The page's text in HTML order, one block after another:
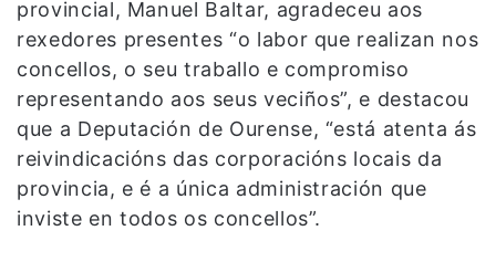
provincial, Manuel Baltar, agradeceu aos
rexedores presentes “o labor que realizan nos
concellos, o seu traballo e compromiso
representando aos seus veciños”, e destacou
que a Deputación de Ourense, “está atenta ás
reivindicacións das corporacións locais da
provincia, e é a única administración que
inviste en todos os concellos”.